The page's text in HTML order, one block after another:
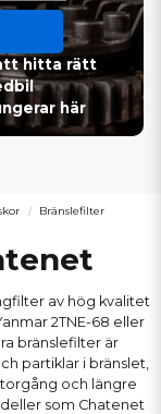
hitta rätt
här
Bränslefilter
av hög kvalitet
2TNE-68 eller
bränslefilter är
partiklar i bränslet,
och längre
som Chatenet